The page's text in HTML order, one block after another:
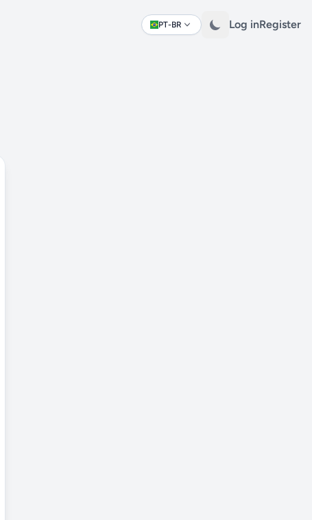
PT-BR
Change language Log inRegister